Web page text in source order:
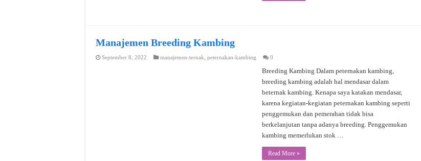
Manajemen Breeding Kambing
September 8, 2022 manajemen-ternak peternakan-kambing 0
Breeding Kambing Dalam peternakan kambing,
breeding kambing adalah hal mendasar dalam
beternak kambing. Kenapa saya katakan mendasar,
karena kegiatan-kegiatan peternakan kambing seperti
penggemukan dan pemerahan tidak bisa
berkelanjutan tanpa adanya breeding. Penggemukan
kambing memerlukan stok …
Read More »